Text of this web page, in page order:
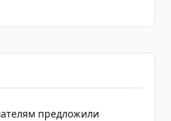
предложили